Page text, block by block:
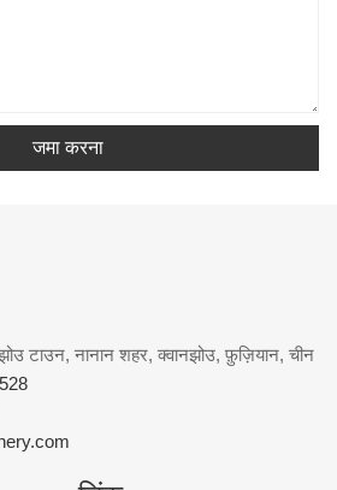
जमा करना
टाउन, नानान शहर, क्वानझोउ, फ़ुज़ियान, चीन